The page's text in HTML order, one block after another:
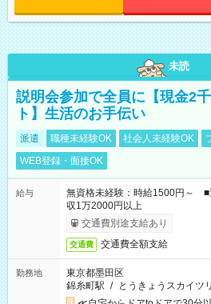
未読
説明会参加で全員に【現金2
ト】生活のお手伝い
派遣 職種未経験OK 社会人未経験OK
WEB登録・面接OK
給与
無資格未経験：時給1500円～
収1万2000円以上
交通費別途支給あり
交通費 交通費全額支給
勤務地
東京都墨田区
錦糸町駅 / とうきょうスカイツ